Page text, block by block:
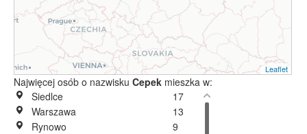
Leaflet
Najwięcej osób o nazwisku Cepek mieszka w:
Siedlce
17
Warszawa
13
Rynowo
9